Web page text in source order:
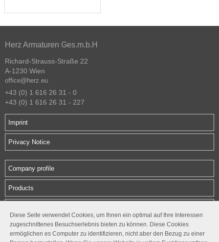
Diese Seite verwendet Cookies, um Ihnen ein optimal auf Ihre Interessen
zugeschnittenes Besuchserlebnis bieten zu können. Diese Cookies
ermöglichen es Computer zu identifizieren, nicht aber den Bezug zu einer
Herz Armaturen Ges.m.b.H
Richard-Strauss-Straße 22
A-1230 Wien
office@herz.eu
+43 (0) 1 616 26 31 - 0
+43 (0) 1 616 26 31 - 227
Imprint
Privacy Notice
Company profile
Products
Contact